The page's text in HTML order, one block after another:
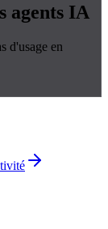
agents IA
d'usage en